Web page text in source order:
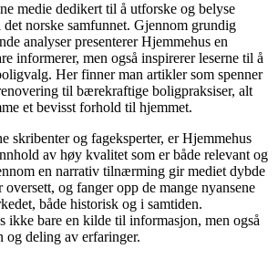
medie dedikert til å utforske og belyse
det norske samfunnet. Gjennom grundig
analyser presenterer Hjemmehus en
informerer, men også inspirerer leserne til å
Her finner man artikler som spenner
til bærekraftige boligpraksiser, alt
et bevisst forhold til hjemmet.
skribenter og fageksperter, er Hjemmehus
av høy kvalitet som er både relevant og
en narrativ tilnærming gir mediet dybde
og fanger opp de mange nyansene
både historisk og i samtiden.
ikke bare en kilde til informasjon, men også
og deling av erfaringer.